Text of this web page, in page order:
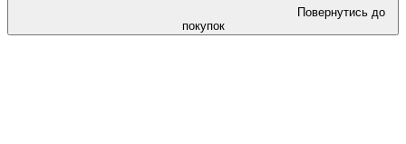
Повернутись до
покупок